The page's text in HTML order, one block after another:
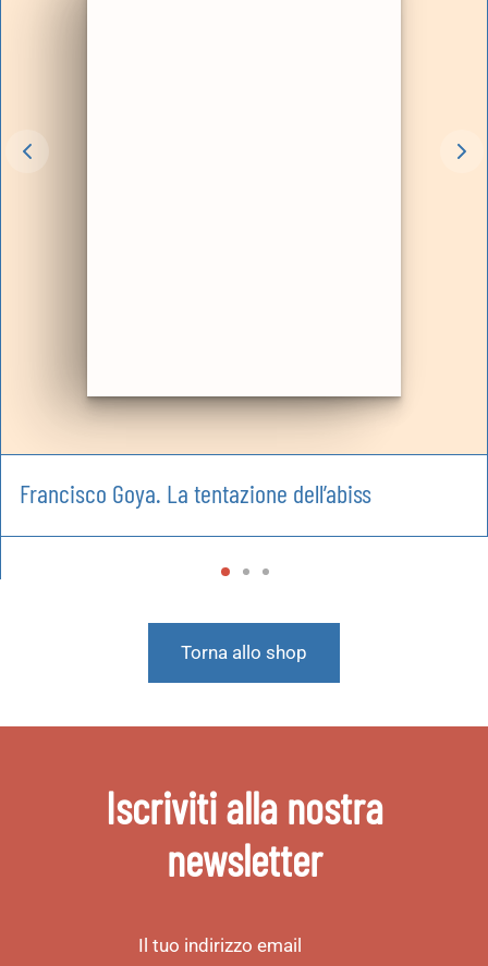
Francisco Goya. La tentazione dell’abiss
Torna allo shop
Iscriviti alla nostra
newsletter